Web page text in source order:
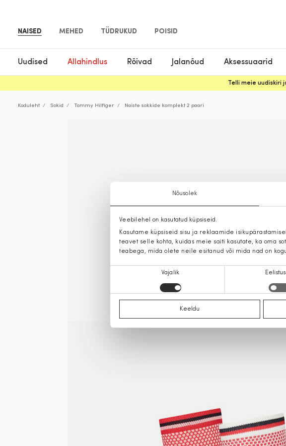
Nõusolek
Veebilehel on kasutatud küpsiseid.
Kasutame küpsiseid sisu ja reklaamide
teavet selle kohta, kuidas meie saiti kasutate, ka oma
teabega, mida olete neile esitanud või mida nad on
Vajalik
Keeldu
NAISED MEHED TÜDRUKUD POISID
Uudised Allahindlus Rõivad Jalanõud Aksessuaarid
Telli meie uudiskiri
Koduleht Sokid Tommy Hilfiger Naiste sokkide komplekt 2 paari